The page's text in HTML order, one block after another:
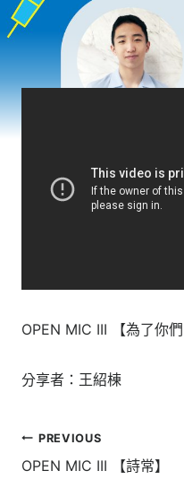
OPEN MIC III 【為了你們
分享者：王紹棟
文
章
PREVIOUS
OPEN MIC III 【詩常】